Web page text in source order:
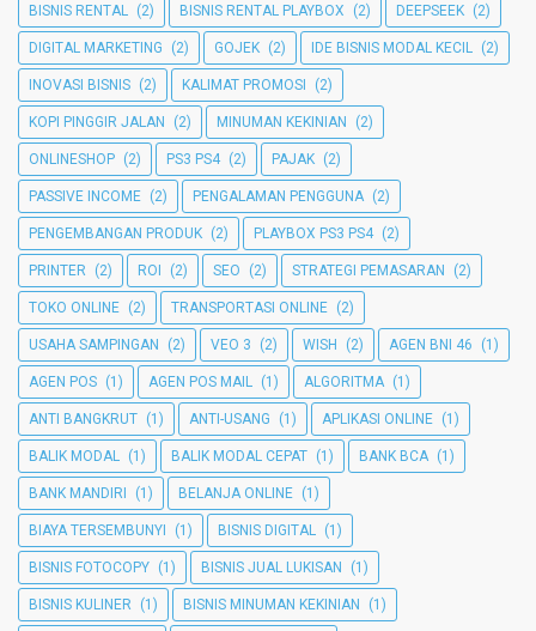
BISNIS RENTAL (2) BISNIS RENTAL PLAYBOX (2) DEEPSEEK (2)
DIGITAL MARKETING (2) GOJEK (2) IDE BISNIS MODAL KECIL (2)
INOVASI BISNIS (2) KALIMAT PROMOSI (2)
KOPI PINGGIR JALAN (2) MINUMAN KEKINIAN (2)
ONLINESHOP (2) PS3 PS4 (2) PAJAK (2)
PASSIVE INCOME (2) PENGALAMAN PENGGUNA (2)
PENGEMBANGAN PRODUK (2) PLAYBOX PS3 PS4 (2)
PRINTER (2) ROI (2) SEO (2) STRATEGI PEMASARAN (2)
TOKO ONLINE (2) TRANSPORTASI ONLINE (2)
USAHA SAMPINGAN (2) VEO 3 (2) WISH (2) AGEN BNI 46 (1)
AGEN POS (1) AGEN POS MAIL (1) ALGORITMA (1)
ANTI BANGKRUT (1) ANTI-USANG (1) APLIKASI ONLINE (1)
BALIK MODAL (1) BALIK MODAL CEPAT (1) BANK BCA (1)
BANK MANDIRI (1) BELANJA ONLINE (1)
BIAYA TERSEMBUNYI (1) BISNIS DIGITAL (1)
BISNIS FOTOCOPY (1) BISNIS JUAL LUKISAN (1)
BISNIS KULINER (1) BISNIS MINUMAN KEKINIAN (1)